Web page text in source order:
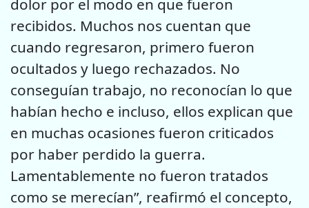
dolor por el modo en que fueron
recibidos. Muchos nos cuentan que
cuando regresaron, primero fueron
ocultados y luego rechazados. No
conseguían trabajo, no reconocían lo que
habían hecho e incluso, ellos explican que
en muchas ocasiones fueron criticados
por haber perdido la guerra.
Lamentablemente no fueron tratados
como se merecían”, reafirmó el concepto,